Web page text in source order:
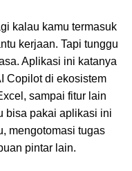
kalau kamu termasuk
kerjaan. Tapi tunggu
Aplikasi ini katanya
Copilot di ekosistem
sampai fitur lain
bisa pakai aplikasi ini
mengotomasi tugas
pintar lain.